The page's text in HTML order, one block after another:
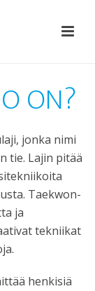
ON?
jonka nimi
tie. Lajin pitää
Taekwon-
ja
tekniikat
henkisiä